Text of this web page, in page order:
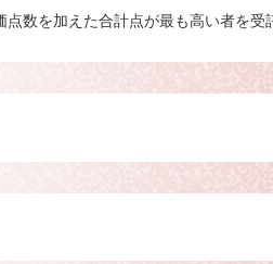
数を加えた合計点が最も高い者を